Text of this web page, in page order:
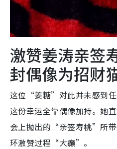
激赞姜涛亲签
封偶像为招财
这位“姜糖”对此并未感到任
这份幸运全靠偶像加持。她
会上抛出的“亲签寿桃”所
环激赞过程“大癫”。